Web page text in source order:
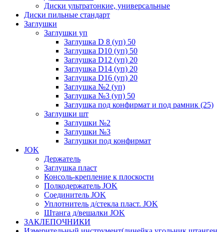
Диски ультратонкие, универсальные
Диски пильные стандарт
Заглушки
Заглушки уп
Заглушка D 8 (уп) 50
Заглушка D10 (уп) 50
Заглушка D12 (уп) 20
Заглушка D14 (уп) 20
Заглушка D16 (уп) 20
Заглушка №2 (уп)
Заглушка №3 (уп) 50
Заглушка под конфирмат и под рамник (25)
Заглушки шт
Заглушки №2
Заглушки №3
Заглушки под конфирмат
JOK
Держатель
Заглушка пласт
Консоль-крепление к плоскости
Полкодержатель JOK
Соединитель JOK
Уплотнитель д/стекла пласт. JOK
Штанга д/вешалки JOK
ЗАКЛЕПОЧНИКИ